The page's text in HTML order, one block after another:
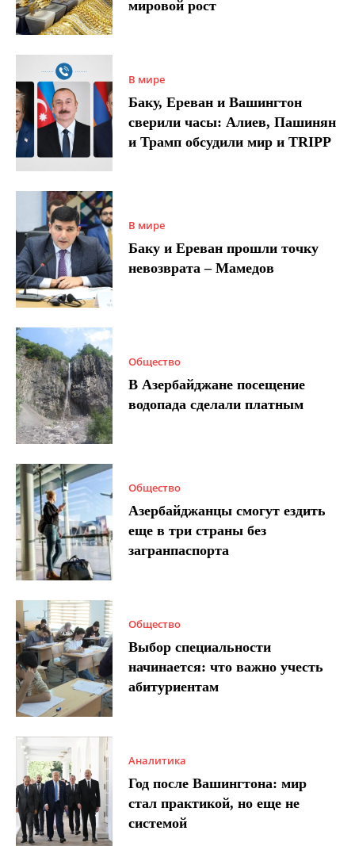
мировой рост
В мире
Баку, Ереван и Вашингтон
сверили часы: Алиев, Пашинян
и Трамп обсудили мир и TRIPP
В мире
Баку и Ереван прошли точку
невозврата – Мамедов
Общество
В Азербайджане посещение
водопада сделали платным
Общество
Азербайджанцы смогут ездить
еще в три страны без
загранпаспорта
Общество
Выбор специальности
начинается: что важно учесть
абитуриентам
Аналитика
Год после Вашингтона: мир
стал практикой, но еще не
системой